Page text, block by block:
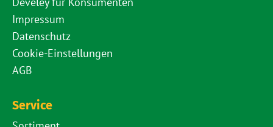
Impressum
Datenschutz
Cookie-Einstellungen
AGB
Service